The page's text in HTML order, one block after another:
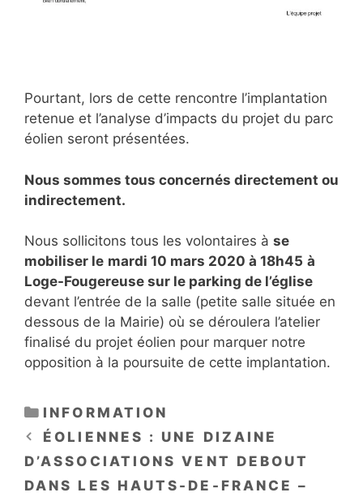
Pourtant, lors de cette rencontre l’implantation
retenue et l’analyse d’impacts du projet du parc
éolien seront présentées.
Nous sommes tous concernés directement ou
indirectement.
Nous sollicitons tous les volontaires à se
mobiliser le mardi 10 mars 2020 à 18h45 à
Loge-Fougereuse sur le parking de l’église
devant l’entrée de la salle (petite salle située en
dessous de la Mairie) où se déroulera l’atelier
finalisé du projet éolien pour marquer notre
opposition à la poursuite de cette implantation.
CATÉGORIES
INFORMATION
ÉOLIENNES : UNE DIZAINE
D’ASSOCIATIONS VENT DEBOUT
DANS LES HAUTS-DE-FRANCE –